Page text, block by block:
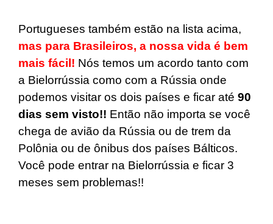
Portugueses também estão na lista acima,
mas para Brasileiros, a nossa vida é bem
mais fácil! Nós temos um acordo tanto com
a Bielorrússia como com a Rússia onde
podemos visitar os dois países e ficar até 90
dias sem visto!! Então não importa se você
chega de avião da Rússia ou de trem da
Polônia ou de ônibus dos países Bálticos.
Você pode entrar na Bielorrússia e ficar 3
meses sem problemas!!